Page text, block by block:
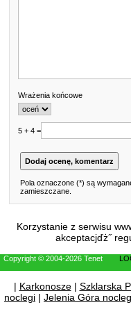
Wrażenia końcowe
5 + 4 =
Pola oznaczone (*) są
zamieszczane.
Korzystanie z serwisu
akceptacjďż˝
Copyright © 2004-2026 Tenet
| Karkonosze| Szklarska
noclegi | Jelenia Góra